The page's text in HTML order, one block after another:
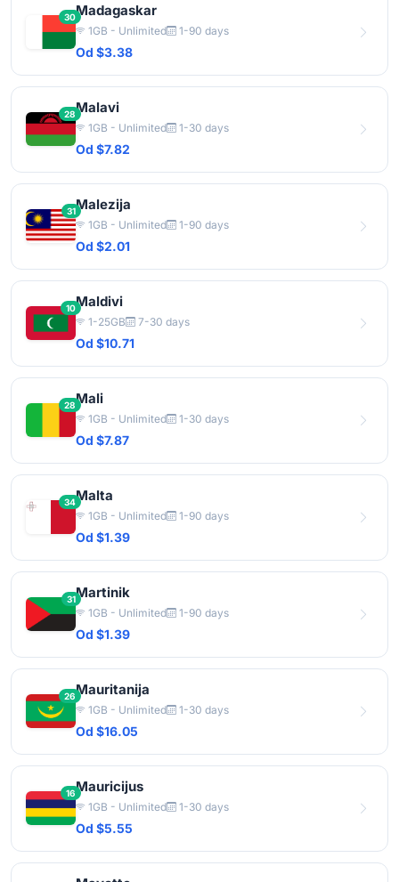
30Madagaskar
1GB - Unlimited 1-90 days
Od $3.38
28Malavi
1GB - Unlimited 1-30 days
Od $7.82
31Malezija
1GB - Unlimited 1-90 days
Od $2.01
10Maldivi
1-25GB 7-30 days
Od $10.71
28Mali
1GB - Unlimited 1-30 days
Od $7.87
34Malta
1GB - Unlimited 1-90 days
Od $1.39
31Martinik
1GB - Unlimited 1-90 days
Od $1.39
26Mauritanija
1GB - Unlimited 1-30 days
Od $16.05
16Mauricijus
1GB - Unlimited 1-30 days
Od $5.55